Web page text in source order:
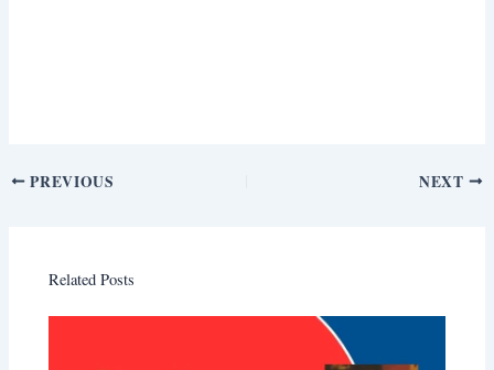
PREVIOUS NEXT
Related Posts